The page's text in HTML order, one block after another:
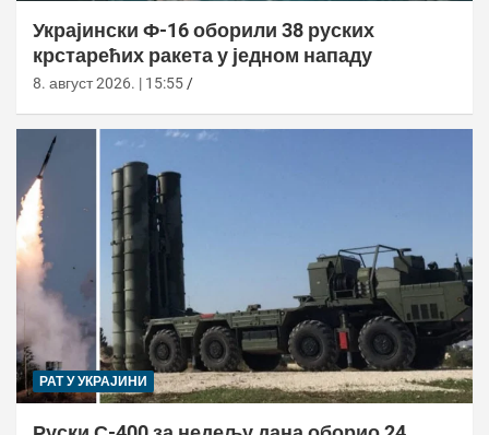
Украјински Ф-16 оборили 38 руских
крстарећих ракета у једном нападу
8. август 2026. | 15:55
РАТ У УКРАЈИНИ